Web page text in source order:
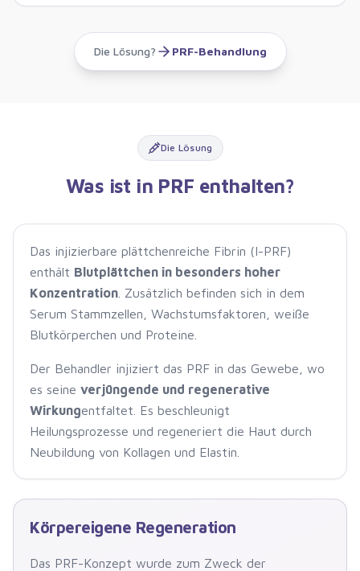
Die Lösung? PRF-Behandlung
Die Lösung
Was ist in PRF enthalten?
Das injizierbare plättchenreiche Fibrin (I-PRF)
enthält Blutplättchen in besonders hoher
Konzentration . Zusätzlich befinden sich in dem
Serum Stammzellen, Wachstumsfaktoren, weiße
Blutkörperchen und Proteine.
Der Behandler injiziert das PRF in das Gewebe, wo
es seine verjüngende und regenerative
Wirkungentfaltet. Es beschleunigt
Heilungsprozesse und regeneriert die Haut durch
Neubildung von Kollagen und Elastin.
Körpereigene Regeneration
Das PRF-Konzept wurde zum Zweck der